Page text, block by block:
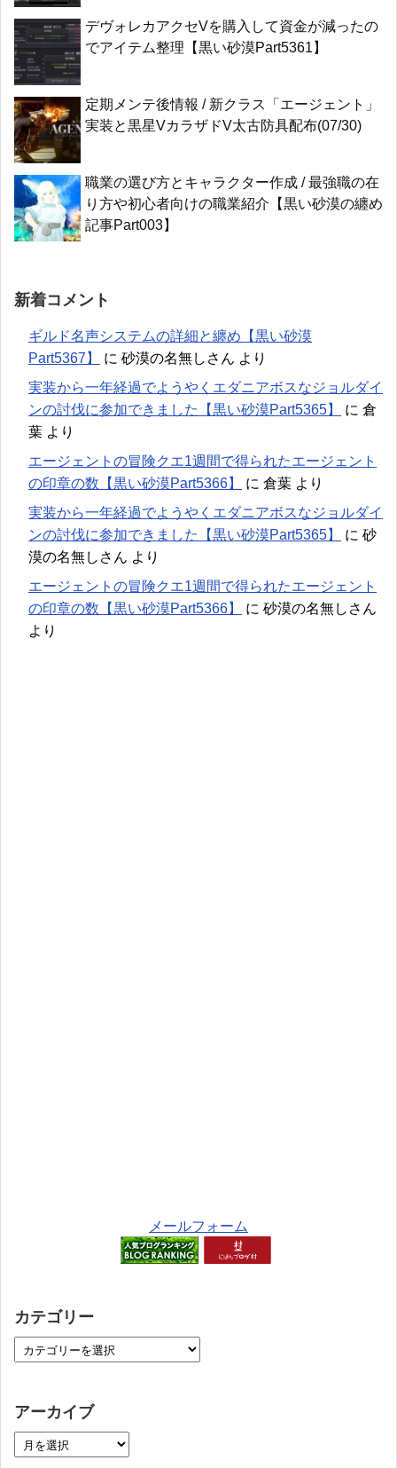
デヴォレカアクセVを購入して資金が減ったの
でアイテム整理【黒い砂漠Part5361】
定期メンテ後情報 / 新クラス「エージェント」
実装と黒星VカラザドV太古防具配布(07/30)
職業の選び方とキャラクター作成 / 最強職の在
り方や初心者向けの職業紹介【黒い砂漠の纏め
記事Part003】
新着コメント
ギルド名声システムの詳細と纏め【黒い砂漠
Part5367】
に 砂漠の名無しさん より
実装から一年経過でようやくエダニアボスなジョルダイ
ンの討伐に参加できました【黒い砂漠Part5365】
に 倉
葉 より
エージェントの冒険クエ1週間で得られたエージェント
の印章の数【黒い砂漠Part5366】
に 倉葉 より
実装から一年経過でようやくエダニアボスなジョルダイ
ンの討伐に参加できました【黒い砂漠Part5365】
に 砂
漠の名無しさん より
エージェントの冒険クエ1週間で得られたエージェント
の印章の数【黒い砂漠Part5366】
に 砂漠の名無しさん
より
メールフォーム
カテゴリー
アーカイブ